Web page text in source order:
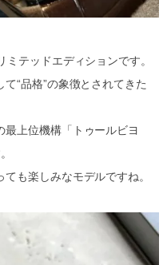
テッドエディションです。
“品格”の象徴とされてきた
最上位機構「トゥールビヨ
も楽しみなモデルですね。